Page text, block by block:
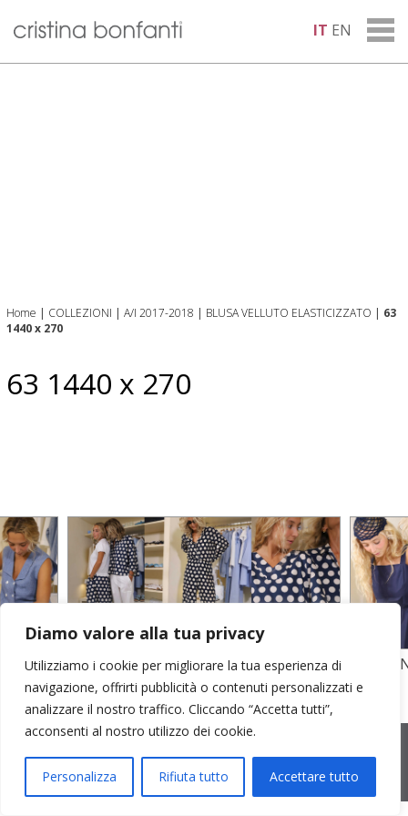
Diamo valore alla tua privacy
Utilizziamo i cookie per migliorare la tua esperienza di
navigazione, offrirti pubblicità o contenuti personalizzati e
analizzare il nostro traffico. Cliccando “Accetta tutti”,
acconsenti al nostro utilizzo dei cookie.
Personalizza Rifiuta tutto Accettare tutto
IT EN
Home | COLLEZIONI | A/I 2017-2018 | BLUSA VELLUTO ELASTICIZZATO | 63
1440 x 270
63 1440 x 270
STAMPA SU CREPE SETA E POPELINE
COTONE
GARZA
2026 © Cristina Bonfanti| sede operativa: Via Emilia 8, 20881
Bernareggio MB | sede legale: via Duca degli Abruzzi 7/A, 20871
Vimercate MB | r.e.a.: MB-2559099 | C.F / P.IVA IT10810090968 |